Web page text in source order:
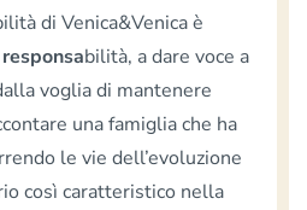
di Venica&Venica è
bilità, a dare voce a
voglia di mantenere
una famiglia che ha
le vie dell’evoluzione
così caratteristico nella